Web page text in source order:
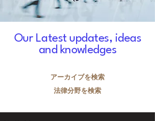
Our Latest updates, ideas
and knowledges
​アーカイブを検索
​法律分野を検索